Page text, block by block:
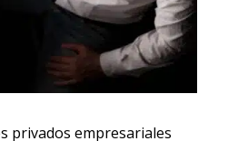
privados empresariales